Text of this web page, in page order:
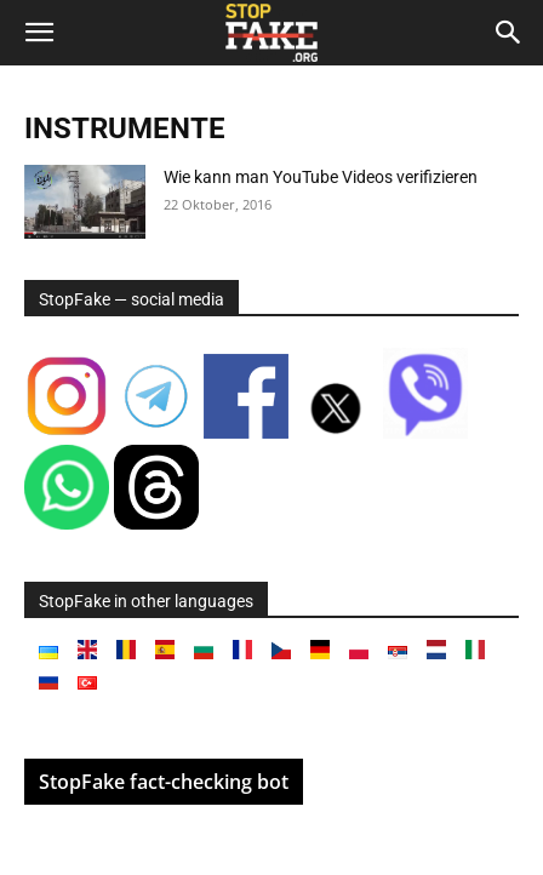
INSTRUMENTE
Wie kann man YouTube Videos verifizieren
22 Oktober, 2016
StopFake — social media
StopFake in other languages
StopFake fact-checking bot